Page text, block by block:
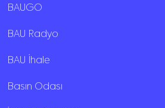
BAUGO
BAU Radyo
BAU İhale
Basın Odası